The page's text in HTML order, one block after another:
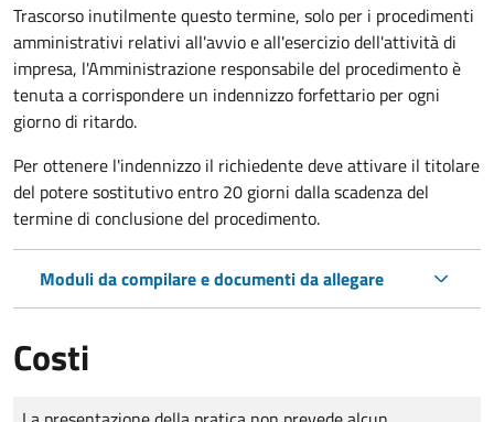
Trascorso inutilmente questo termine, solo per i procedimenti
amministrativi relativi all'avvio e all'esercizio dell'attività di
impresa, l'Amministrazione responsabile del procedimento è
tenuta a corrispondere un indennizzo forfettario per ogni
giorno di ritardo.
Per ottenere l'indennizzo il richiedente deve attivare il titolare
del potere sostitutivo entro 20 giorni dalla scadenza del
termine di conclusione del procedimento.
Moduli da compilare e documenti da allegare
Costi
Tipo di pagamento
Importo